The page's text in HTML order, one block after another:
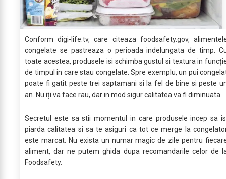
Conform digi-life.tv, care citeaza foodsafety.gov,
congelate se pastreaza o perioada indelungata de timp.
toate acestea, produsele isi schimba gustul si textura in
de timpul in care stau congelate. Spre exemplu, un pui
poate fi gatit peste trei saptamani si la fel de bine si peste
an. Nu iți va face rau, dar in mod sigur calitatea va fi diminuata.
Secretul este sa stii momentul in care produsele incep sa
piarda calitatea si sa te asiguri ca tot ce merge la
este marcat. Nu exista un numar magic de zile pentru
aliment, dar ne putem ghida dupa recomandarile celor de
Foodsafety.